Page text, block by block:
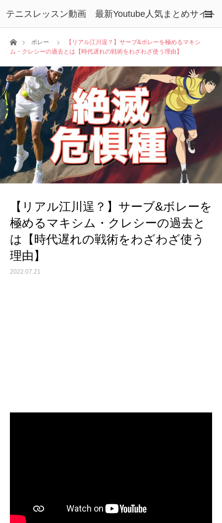
テニスレッスン動画 最新Youtube人気まとめサイト
ホームボレー
【リアル江川逞？】サーブ&ボレーを極めるマキシ
ム・クレシーの過去とは【時代遅れの戦術をわざわざ使う理由】
【リアル江川逞？】サーブ&ボレーを
極めるマキシム・クレシーの過去と
は【時代遅れの戦術をわざわざ使う
理由】
2022.07.21